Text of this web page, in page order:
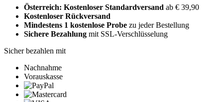
Österreich: Kostenloser Standardversand ab € 39,90
Kostenloser Rückversand
Mindestens 1 kostenlose Probe zu jeder Bestellung
Sichere Bezahlung mit SSL-Verschlüsselung
Sicher bezahlen mit
Nachnahme
Vorauskasse